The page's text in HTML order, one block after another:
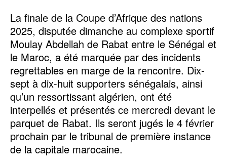
La finale de la Coupe d’Afrique des nations
2025, disputée dimanche au complexe sportif
Moulay Abdellah de Rabat entre le Sénégal et
le Maroc, a été marquée par des incidents
regrettables en marge de la rencontre. Dix-
sept à dix-huit supporters sénégalais, ainsi
qu’un ressortissant algérien, ont été
interpellés et présentés ce mercredi devant le
parquet de Rabat. Ils seront jugés le 4 février
prochain par le tribunal de première instance
de la capitale marocaine.